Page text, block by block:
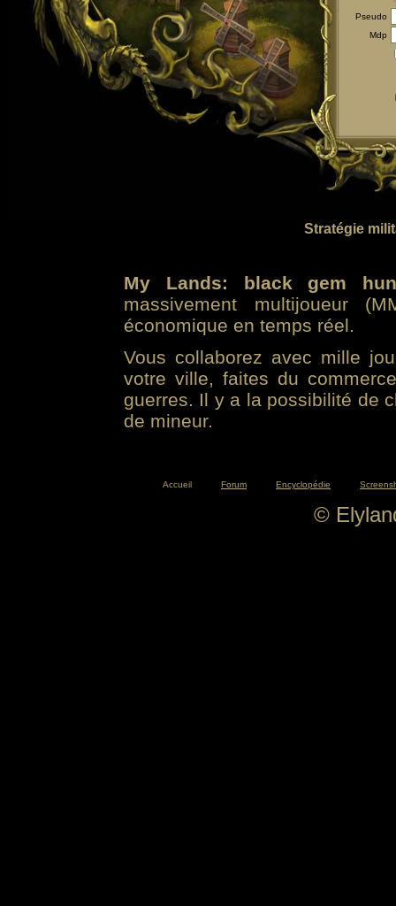
Pseudo
Mdp
Stratégie
My Lands: black gem
massivement multijoueur
économique en temps réel.
Vous collaborez avec mille
votre ville, faites du
guerres. Il y a la possibilité de
de mineur.
Accueil Forum Encyclopédie
©